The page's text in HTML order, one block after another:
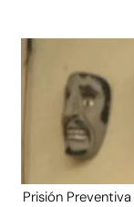
Prisión